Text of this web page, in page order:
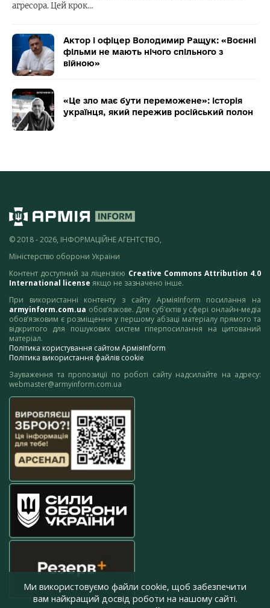
агресора. Цей крок…
Актор і офіцер Володимир Ращук: «Воєнні
фільми не мають нічого спільного з
війною»
«Це зло має бути переможене»: історія
українця, який пережив російський полон
© 2018 - 2026, ІНФОРМАЦІЙНЕ АГЕНТСТВО,
Міністерство оборони України
Контент доступний за ліцензією Creative Commons Attribution 4.0
International license якщо не зазначено інше.
При використанні контенту з сайту АрміяInform посилання на
armyinform.com.ua обов’язкове. Для суб’єктів у сфері онлайн-медіа
обов’язковим є розміщення у першому абзаці матеріалу прямого та
відкритого для пошукових систем гіперпосилання на цитований
матеріал.
Політика користування сайтом АрміяInform
Політика використання файлів cookie
Зауваження та пропозиції по роботі сайту надсилайте на адресу:
webmaster@armyinform.com.ua
Ми використовуємо файли cookie, щоб забезпечити
вам найкращий досвід роботи на нашому сайті.